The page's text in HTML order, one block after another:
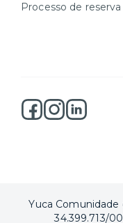
Processo de reserva
Yuca Comunidade
34.399.713/